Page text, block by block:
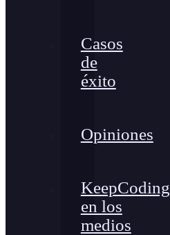
Casos
de
éxito
Opiniones
KeepCoding
en los
medios